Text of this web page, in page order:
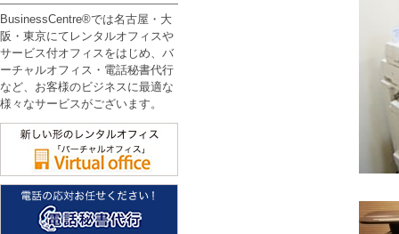
BusinessCentre®では名古屋・大
阪・東京にてレンタルオフィスや
サービス付オフィスをはじめ、バ
ーチャルオフィス・電話秘書代行
など、お客様のビジネスに最適な
様々なサービスがございます。